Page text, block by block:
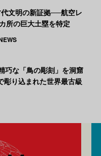
文明の新証拠──航空レ
所の巨大土塁を特定
巧な「鳥の彫刻」を洞窟
り込まれた世界最古級